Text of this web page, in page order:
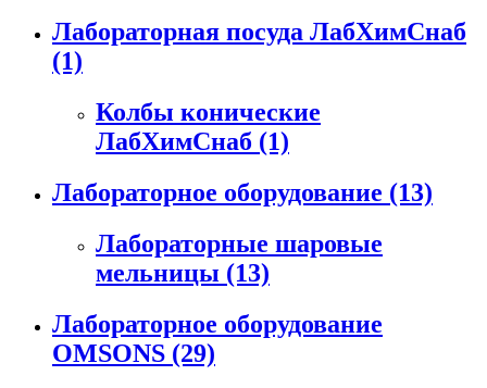
Лабораторная посуда ЛабХимСнаб
(1)
Колбы конические
ЛабХимСнаб (1)
Лабораторное оборудование (13)
Лабораторные шаровые
мельницы (13)
Лабораторное оборудование
OMSONS (29)